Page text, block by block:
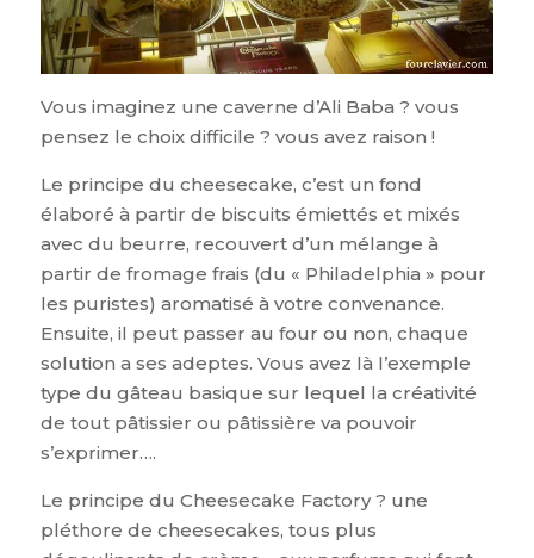
Vous imaginez une caverne d’Ali Baba ? vous
pensez le choix difficile ? vous avez raison !
Le principe du cheesecake, c’est un fond
élaboré à partir de biscuits émiettés et mixés
avec du beurre, recouvert d’un mélange à
partir de fromage frais (du « Philadelphia » pour
les puristes) aromatisé à votre convenance.
Ensuite, il peut passer au four ou non, chaque
solution a ses adeptes. Vous avez là l’exemple
type du gâteau basique sur lequel la créativité
de tout pâtissier ou pâtissière va pouvoir
s’exprimer….
Le principe du Cheesecake Factory ? une
pléthore de cheesecakes, tous plus